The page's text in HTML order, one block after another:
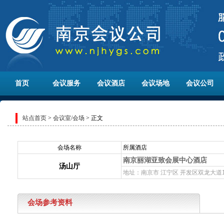
首页 会议服务 会议酒店 会议场地 会议公司
站点首页 > 会议室/会场 > 正文
会场名称 所属酒店
汤山厅
南京丽湖亚致会展中心酒店
地址：南京市 江宁区 开发区双龙大
会场参考资料